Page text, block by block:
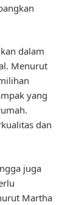
dalam
Menurut
yang
dan
juga
Martha